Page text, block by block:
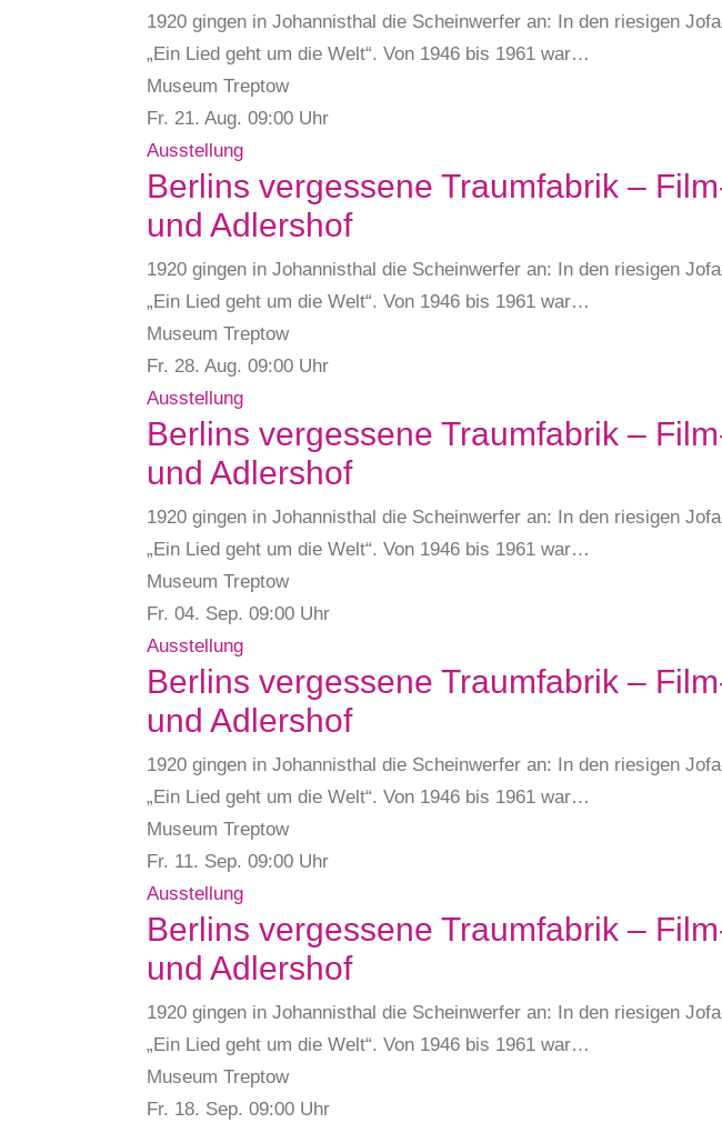
1920 gingen in Johannisthal die Scheinwerfer an: In den riesigen
„Ein Lied geht um die Welt“. Von 1946 bis 1961 war…
Museum Treptow
Fr. 21. Aug. 09:00 Uhr
Ausstellung
Berlins vergessene Traumfabrik –
und Adlershof
1920 gingen in Johannisthal die Scheinwerfer an: In den riesigen
„Ein Lied geht um die Welt“. Von 1946 bis 1961 war…
Museum Treptow
Fr. 28. Aug. 09:00 Uhr
Ausstellung
Berlins vergessene Traumfabrik –
und Adlershof
1920 gingen in Johannisthal die Scheinwerfer an: In den riesigen
„Ein Lied geht um die Welt“. Von 1946 bis 1961 war…
Museum Treptow
Fr. 04. Sep. 09:00 Uhr
Ausstellung
Berlins vergessene Traumfabrik –
und Adlershof
1920 gingen in Johannisthal die Scheinwerfer an: In den riesigen
„Ein Lied geht um die Welt“. Von 1946 bis 1961 war…
Museum Treptow
Fr. 11. Sep. 09:00 Uhr
Ausstellung
Berlins vergessene Traumfabrik –
und Adlershof
1920 gingen in Johannisthal die Scheinwerfer an: In den riesigen
„Ein Lied geht um die Welt“. Von 1946 bis 1961 war…
Museum Treptow
Fr. 18. Sep. 09:00 Uhr